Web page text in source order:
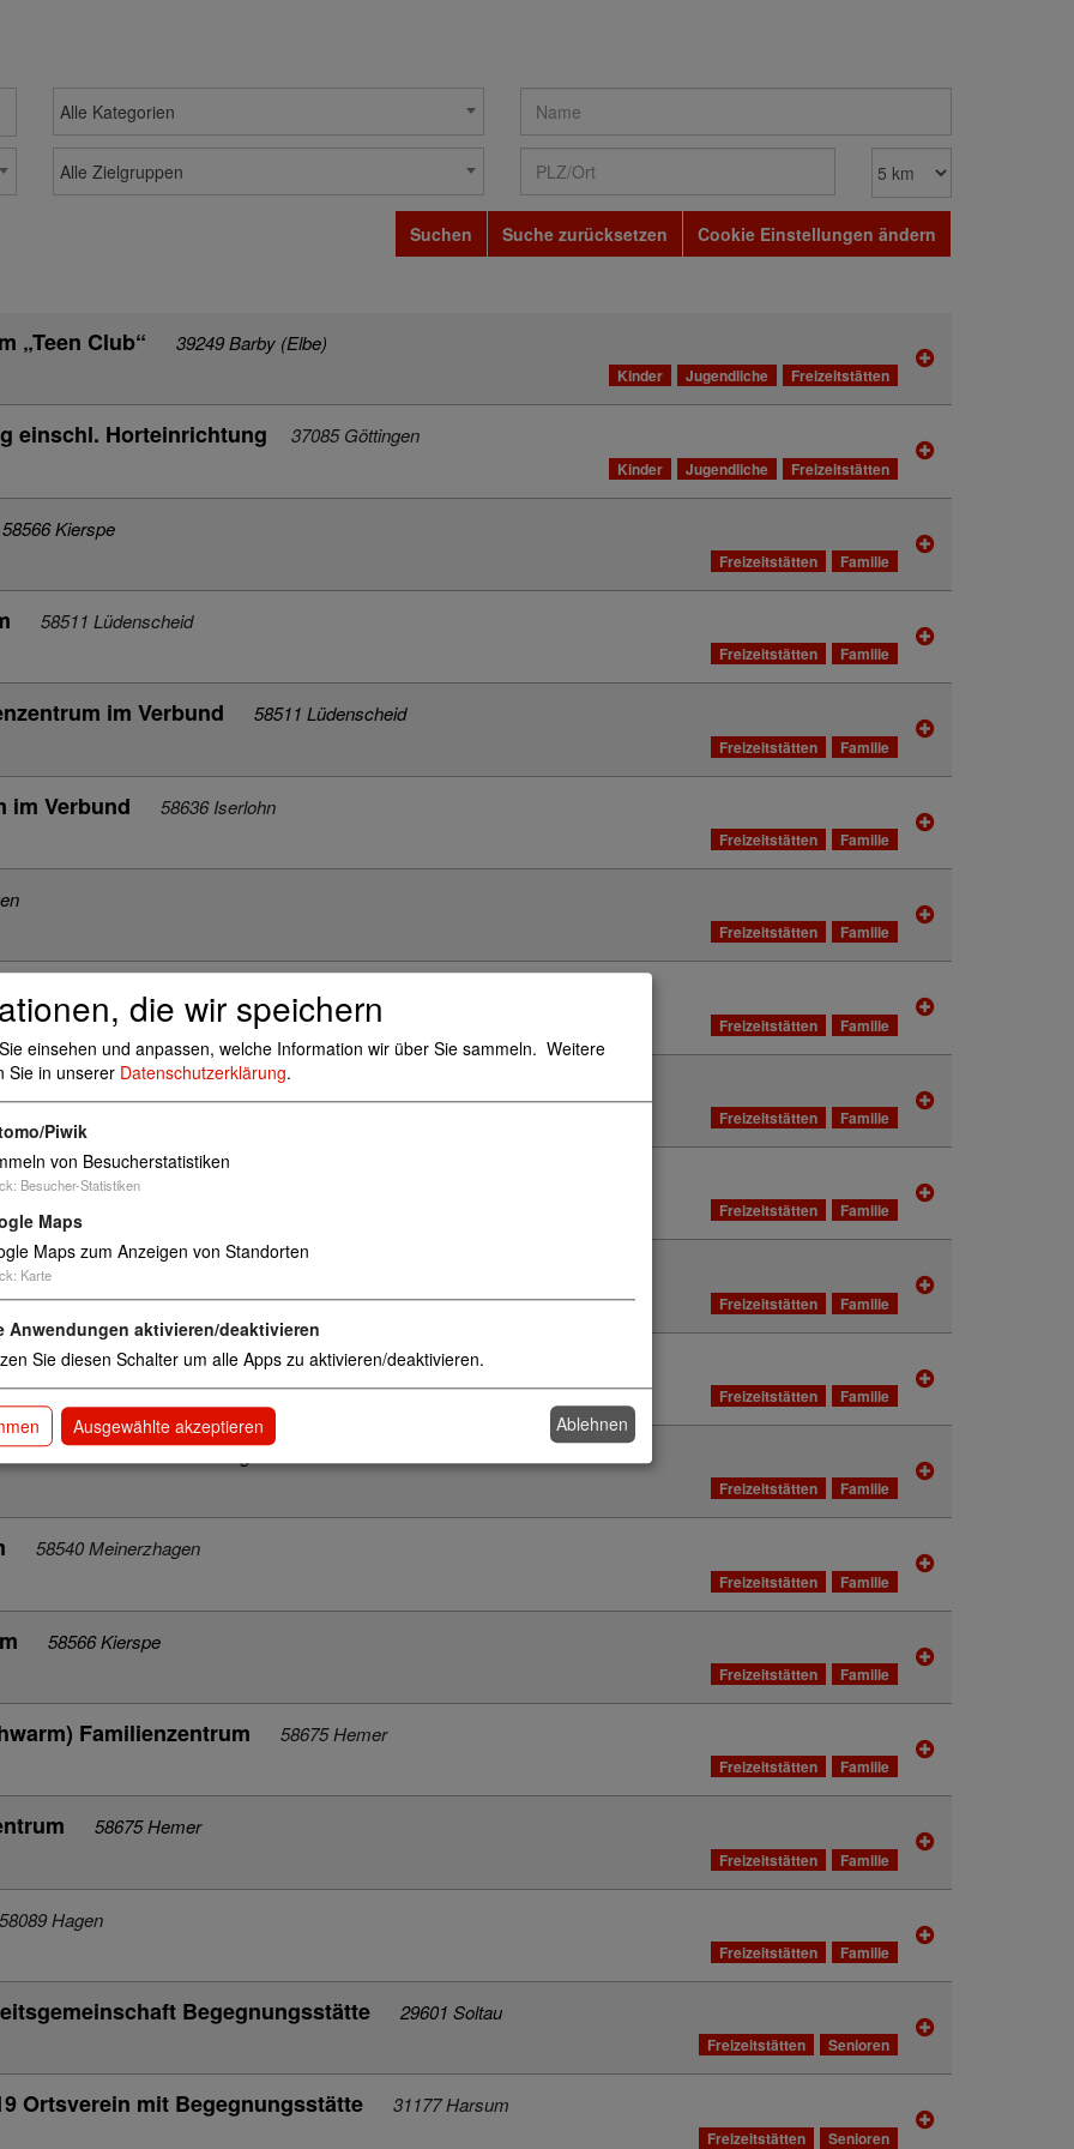
Alle Kategorien
Alle Zielgruppen
Suchen Suche zurücksetzen
Cookie Einstellungen ändern
„Teen Club“ 39249 Barby (Elbe)
Kinder Jugendliche Freizeitstätten
einschl. Horteinrichtung 37085 Göttingen
Kinder Jugendliche Freizeitstätten
58566 Kierspe
Freizeitstätten Familie
58511 Lüdenscheid
Freizeitstätten Familie
im Verbund 58511 Lüdenscheid
Freizeitstätten Familie
im Verbund 58636 Iserlohn
Freizeitstätten Familie
Freizeitstätten Familie
im Verbund
Freizeitstätten Familie
Verbund Altenhagen 58097 Hagen
Freizeitstätten Familie
58636 Iserlohn
Freizeitstätten Familie
58579 Schalksmühle
Freizeitstätten Familie
Mitte 58769 Nachrodt
Freizeitstätten Familie
im Verbund
Freizeitstätten Familie
58540 Meinerzhagen
Freizeitstätten Familie
58566 Kierspe
Freizeitstätten Familie
Familienzentrum 58675 Hemer
Freizeitstätten Familie
58675 Hemer
Freizeitstätten Familie
58089 Hagen
Freizeitstätten Familie
Begegnungsstätte 29601 Soltau
Freizeitstätten Senioren
Ortsverein mit Begegnungsstätte 31177 Harsum
Freizeitstätten Senioren
die wir speichern
einsehen und anpassen, welche Information wir über Sie sammeln. Weitere
Sie in unserer Datenschutzerklärung.
Piwik
von Besucherstatistiken
: Besucher-Statistiken
Maps
Maps zum Anzeigen von Standorten
: Karte
Anwendungen aktivieren/deaktivieren
Sie diesen Schalter um alle Apps zu aktivieren/deaktivieren.
Ausgewählte akzeptieren Ablehnen